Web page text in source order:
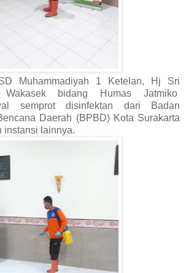
Muhammadiyah 1 Ketelan, Hj Sri
bidang Humas Jatmiko
semprot disinfektan dari Badan
Daerah (BPBD) Kota Surakarta
instansi lainnya.